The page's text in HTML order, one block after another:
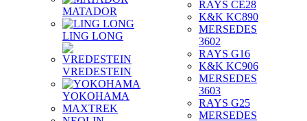
MATADOR
LING LONG
VREDESTEIN
YOKOHAMA
MAXTREK
RAYS CE28
K&K KC890
MERSEDES
3602
RAYS G16
K&K KC906
MERSEDES
3603
RAYS G25
MERSEDES